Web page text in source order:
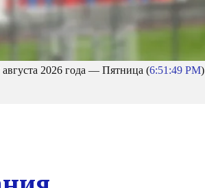
августа 2026 года — Пятница (6:51:50 PM)